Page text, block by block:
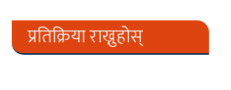
प्रतिक्रिया राख्नुहोस्